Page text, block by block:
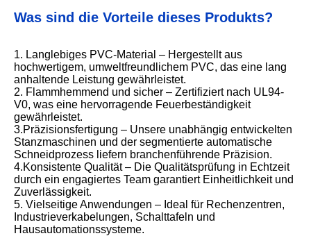
Was sind die Vorteile dieses Produkts?
1. Langlebiges PVC-Material – Hergestellt aus
hochwertigem, umweltfreundlichem PVC, das eine lang
anhaltende Leistung gewährleistet.
2. Flammhemmend und sicher – Zertifiziert nach UL94-
V0, was eine hervorragende Feuerbeständigkeit
gewährleistet.
3.Präzisionsfertigung – Unsere unabhängig entwickelten
Stanzmaschinen und der segmentierte automatische
Schneidprozess liefern branchenführende Präzision.
4.Konsistente Qualität – Die Qualitätsprüfung in Echtzeit
durch ein engagiertes Team garantiert Einheitlichkeit und
Zuverlässigkeit.
5. Vielseitige Anwendungen – Ideal für Rechenzentren,
Industrieverkabelungen, Schalttafeln und
Hausautomationssysteme.